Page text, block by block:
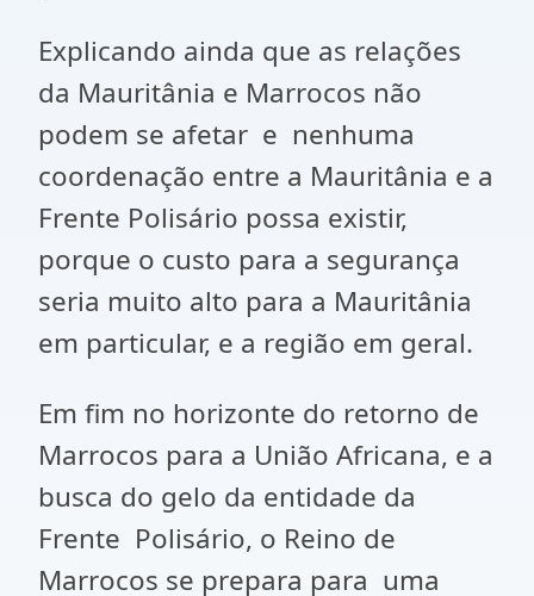
Explicando ainda que as relações
da Mauritânia e Marrocos não
podem se afetar e nenhuma
coordenação entre a Mauritânia e a
Frente Polisário possa existir,
porque o custo para a segurança
seria muito alto para a Mauritânia
em particular, e a região em geral.
Em fim no horizonte do retorno de
Marrocos para a União Africana, e a
busca do gelo da entidade da
Frente Polisário, o Reino de
Marrocos se prepara para uma